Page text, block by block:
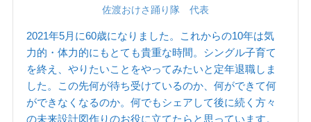
佐渡おけさ踊り隊 代表
2021年5月に60歳になりました。これからの10年は気
力的・体力的にもとても貴重な時間。シングル子育て
を終え、やりたいことをやってみたいと定年退職しま
した。この先何が待ち受けているのか、何ができて何
ができなくなるのか。何でもシェアして後に続く方々
の未来設計図作りのお役に立てたらと思っています。